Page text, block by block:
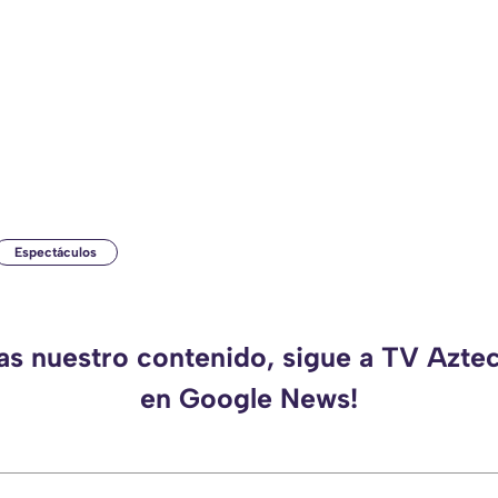
Espectáculos
nuestro contenido, sigue a TV
en Google News!